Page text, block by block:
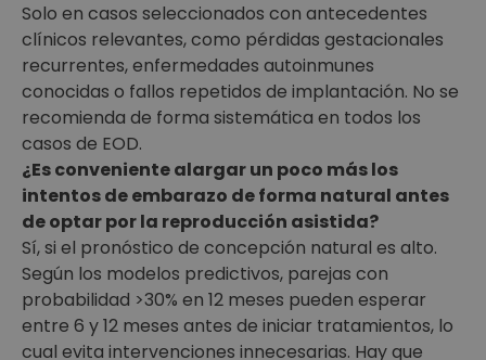
Solo en casos seleccionados con antecedentes
clínicos relevantes, como pérdidas gestacionales
recurrentes, enfermedades autoinmunes
conocidas o fallos repetidos de implantación. No se
recomienda de forma sistemática en todos los
casos de EOD.
¿Es conveniente alargar un poco más los
intentos de embarazo de forma natural antes
de optar por la reproducción asistida?
Sí, si el pronóstico de concepción natural es alto.
Según los modelos predictivos, parejas con
probabilidad >30% en 12 meses pueden esperar
entre 6 y 12 meses antes de iniciar tratamientos, lo
cual evita intervenciones innecesarias. Hay que